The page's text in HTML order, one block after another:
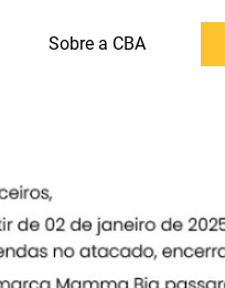
Sobre a CBA